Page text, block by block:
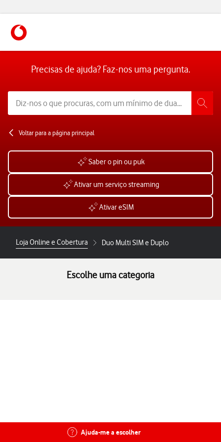
https://www.vodafone.pt
Precisas de ajuda? Faz-nos uma pergunta.
Voltar para a página principal
Saber o pin ou puk
Ativar um serviço streaming
Ativar eSIM
Loja Online e Cobertura Duo Multi SIM e Duplo
Escolhe uma categoria
Ajuda-me a escolher